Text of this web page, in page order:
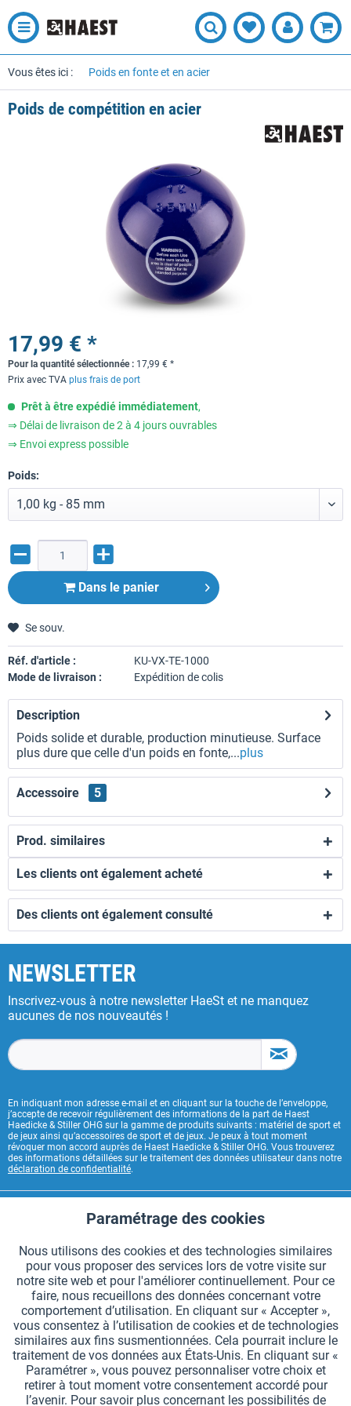
Vous êtes ici : Poids en fonte et en acier
Poids de compétition en acier
17,99 € *
Pour la quantité sélectionnée : 17,99 € *
Prix avec TVA plus frais de port
Prêt à être expédié immédiatement,
⇒ Délai de livraison de 2 à 4 jours ouvrables
⇒ Envoi express possible
Poids:
Dans le panier
Se souv.
Réf. d'article :
KU-VX-TE-1000
Mode de livraison :
Expédition de colis
Description
Poids solide et durable, production minutieuse. Surface
plus dure que celle d'un poids en fonte,...plus
Accessoire 5
Prod. similaires
Les clients ont également acheté
Des clients ont également consulté
NEWSLETTER
Inscrivez-vous à notre newsletter HaeSt et ne manquez
aucunes de nos nouveautés !
En indiquant mon adresse e-mail et en cliquant sur la touche de l’enveloppe,
j’accepte de recevoir régulièrement des informations de la part de Haest
Haedicke & Stiller OHG sur la gamme de produits suivants : matériel de sport et
de jeux ainsi qu’accessoires de sport et de jeux. Je peux à tout moment
révoquer mon accord auprès de Haest Haedicke & Stiller OHG. Vous trouverez
des informations détaillées sur le traitement des données utilisateur dans notre
déclaration de confidentialité.
INFORMATIONS GÉNÉRALES
MODES DE PAIEMENT
*Tous les prix comprennent la TVA et sont indiqués horsfrais de port.
Paramètres des cookies Demander le catalogue
Fonctionnels Aktiv
Suivi Aktiv
Paramétrage des cookies
Nous utilisons des cookies et des technologies similaires
pour vous proposer des services lors de votre visite sur
notre site web et pour l'améliorer continuellement. Pour ce
faire, nous recueillons des données concernant votre
comportement d’utilisation. En cliquant sur « Accepter »,
vous consentez à l’utilisation de cookies et de technologies
similaires aux fins susmentionnées. Cela pourrait inclure le
traitement de vos données aux États-Unis. En cliquant sur «
Paramétrer », vous pouvez personnaliser votre choix et
retirer à tout moment votre consentement accordé pour
l’avenir. Pour savoir plus concernant les possibilités de